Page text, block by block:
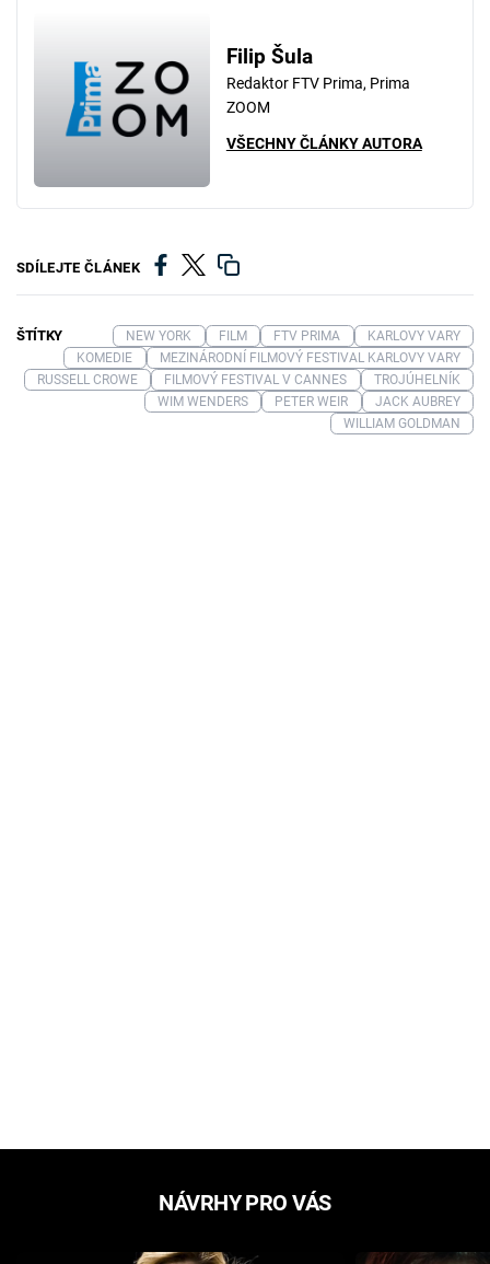
Filip Šula
Redaktor FTV Prima, Prima
ZOOM
VŠECHNY ČLÁNKY AUTORA
SDÍLEJTE ČLÁNEK
ŠTÍTKY NEW YORK FILM FTV PRIMA
KARLOVY VARY
KOMEDIE
MEZINÁRODNÍ FILMOVÝ FESTIVAL KARLOVY VARY
RUSSELL CROWE
FILMOVÝ FESTIVAL V CANNES
TROJÚHELNÍK
WIM WENDERS
PETER WEIR
JACK AUBREY
WILLIAM GOLDMAN
NÁVRHY PRO VÁS